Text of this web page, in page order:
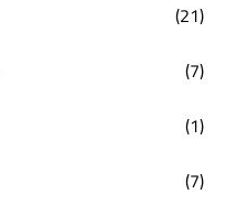
(21)
(7)
(1)
(7)